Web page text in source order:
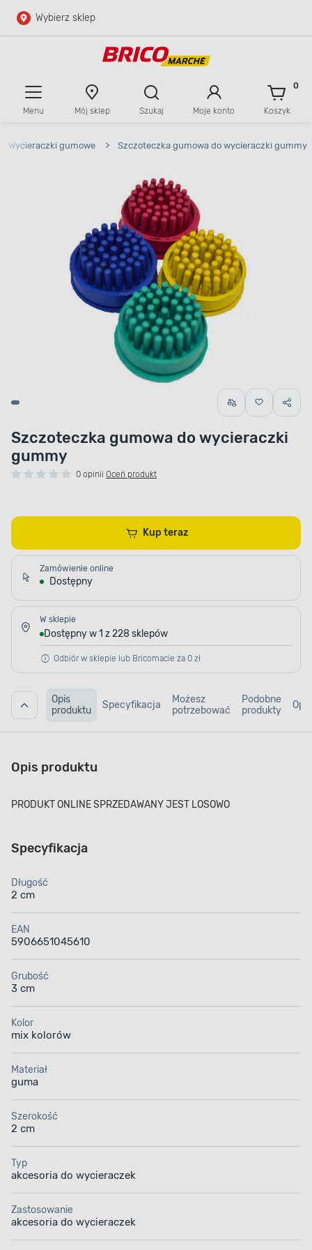
Przejdź do głównej zawartości
Wybierz sklep
Menu Mój sklep Szukaj Moje konto Koszyk
0
Wycieraczki gumowe > Szczoteczka gumowa do wycieraczki gummy
Szczoteczka gumowa do wycieraczki
gummy
0 opinii Oceń produkt
Kup teraz
Zamówienie online
Dostępny
W sklepie
Dostępny w 1 z 228 sklepów
Odbiór w sklepie lub Bricomacie za 0 zł
Opis
produktu
Specyfikacja
Możesz
potrzebować
Podobne
produkty
Opis produktu
PRODUKT ONLINE SPRZEDAWANY JEST LOSOWO
Specyfikacja
Długość
2 cm
EAN
5906651045610
Grubość
3 cm
Kolor
mix kolorów
Materiał
guma
Szerokość
2 cm
Typ
akcesoria do wycieraczek
Zastosowanie
akcesoria do wycieraczek